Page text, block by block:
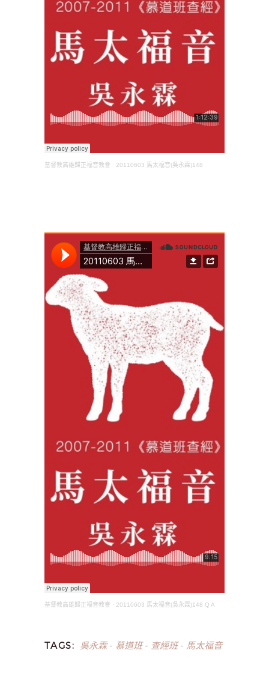
基督教高雄歸正福音教會 · 20110603 馬太福音(吳永霖)148
基督教高雄歸正福音教會 · 20110603 馬太福音(吳永霖)148 Q A
TAGS: 吳永霖- 慕道班- 查經班- 馬太福音